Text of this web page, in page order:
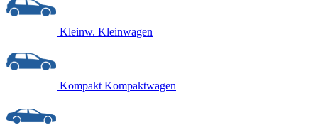
Kleinw. Kleinwagen
Kompakt Kompaktwagen